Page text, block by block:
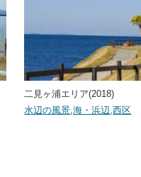
二見ヶ浦エリア(2018)
水辺の風景 ,海・浜辺 ,西区